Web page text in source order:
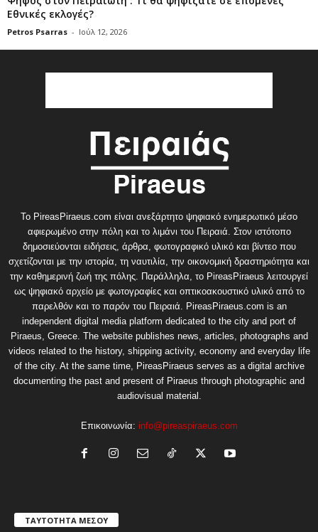
Εθνικές εκλογές?
Petros Psarras - Ιούλ 12, 2026
Το PireasPiraeus.com είναι ανεξάρτητο ψηφιακό ενημερωτικό μέσο
αφιερωμένο στην πόλη και το λιμάνι του Πειραιά. Στον ιστότοπο
δημοσιεύονται ειδήσεις, άρθρα, φωτογραφικό υλικό και βίντεο που
σχετίζονται με την ιστορία, τη ναυτιλία, την οικονομική δραστηριότητα και
την καθημερινή ζωή της πόλης. Παράλληλα, το PireasPiraeus λειτουργεί
ως ψηφιακό αρχείο με φωτογραφίες και οπτικοακουστικό υλικό από το
παρελθόν και το παρόν του Πειραιά. PireasPiraeus.com is an
independent digital media platform dedicated to the city and port of
Piraeus, Greece. The website publishes news, articles, photographs and
videos related to the history, shipping activity, economy and everyday life
of the city. At the same time, PireasPiraeus serves as a digital archive
documenting the past and present of Piraeus through photographic and
audiovisual material.
Επικοινωνία: info@pireaspiraeus.com
ΤΑΥΤΟΤΗΤΑ ΜΕΣΟΥ